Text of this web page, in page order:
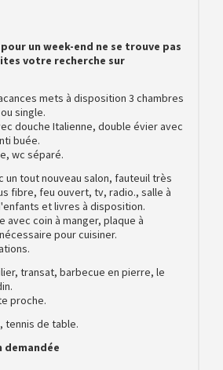
un week-end ne se trouve pas
votre recherche sur
mets à disposition 3 chambres
single.
douche Italienne, double évier avec
buée.
wc séparé.
un tout nouveau salon, fauteuil très
fibre, feu ouvert, tv, radio., salle à
et livres à disposition.
avec coin à manger, plaque à
pour cuisiner.
transat, barbecue en pierre, le
proche.
tennis de table.